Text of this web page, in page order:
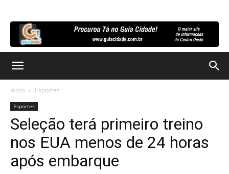
Início Esportes
Esportes
Seleção terá primeiro treino
nos EUA menos de 24 horas
após embarque